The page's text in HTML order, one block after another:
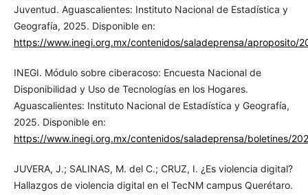
Juventud. Aguascalientes: Instituto Nacional de Estadística y
Geografía, 2025. Disponible en:
https://www.inegi.org.mx/contenidos/saladeprensa/aproposito/
INEGI. Módulo sobre ciberacoso: Encuesta Nacional de
Disponibilidad y Uso de Tecnologías en los Hogares.
Aguascalientes: Instituto Nacional de Estadística y Geografía,
2025. Disponible en:
https://www.inegi.org.mx/contenidos/saladeprensa/boletines/
JUVERA, J.; SALINAS, M. del C.; CRUZ, I. ¿Es violencia digital?
Hallazgos de violencia digital en el TecNM campus Querétaro.